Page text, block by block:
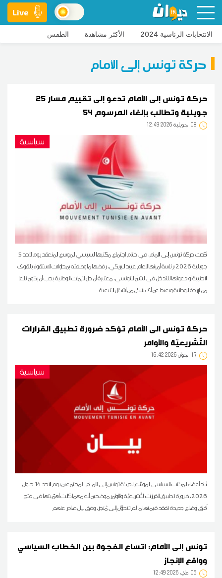
Live
الانتخابات الرئاسية 2024 الأكثر مشاهدة الطقس
حركة تونس إلى الأمام
حركة تونس إلى الأمام تدعو إلى تقييم مسار 25
جويلية وتطالب بإلغاء المرسوم 54
08 12:49 2026 جويلية
سياسية
أكدت حركة تونس إلى الأمام، في ختام اجتماع مكتبها السياسي الموسع المنعقد يوم الأحد 5
جويلية 2026 برئاسة أمينها العام عبيد البريكي، رفضها ما وصفته بمحاولات الاستقواء بالقوى
الأجنبية أو دعوتها للتدخل في الشأن التونسي، معتبرة أن حل الأزمات الوطنية يجب أن يكون نابعا
من الإرادة الوطنية وبعيدا عن أي شكل من أشكال التبعية
حركة تونس الى الأمام تؤكد ضرورة تطبيق القرارات
التّشريعيّة والأوامر
17 16:42 2026 جوان
سياسية
أكد أعضاء المكتب السياسي الموسّع لحركة تونس إلى الأمـام، المجتمعين يوم الأحد 14 جـوان
2026، ضرورة تطبيق القرارات التّشريعيّة والأوامر موضحين أنه مهما كانت أهمّيتها في فتح
اَفاق أوضاع جديدة تفقد قيمتها ما لم تتحوّل إلى مُنجز، وفق بيان صادر عنهم
تونس إلى الأمام: اتساع الفجوة بين الخطاب السياسي
وواقع الإنجاز
05 12:49 2026 ماي